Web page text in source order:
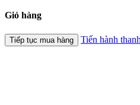
Giỏ hàng
Tiếp tục mua hàng Tiến hành